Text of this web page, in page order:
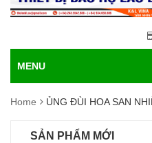
MENU
Home ỦNG ĐÙI HOA SAN
SẢN PHẨM MỚI